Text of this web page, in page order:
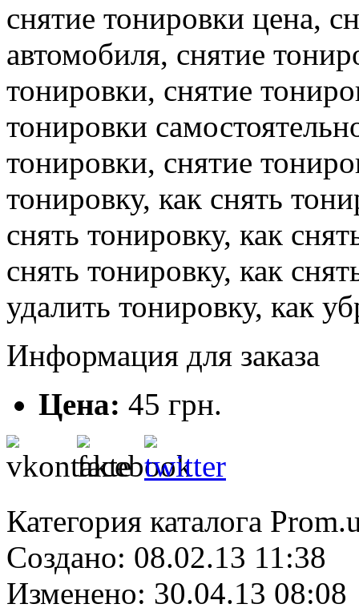
снятие тонировки цена,
автомобиля, снятие
тонировки, снятие
тонировки
тонировки, снятие
тонировку, как снять
снять тонировку, как
снять тонировку, как
удалить тонировку, как
Информация для заказа
Цена: 45 грн.
Категория каталога
Создано: 08.02.13 11:38
Изменено: 30.04.13 08:08